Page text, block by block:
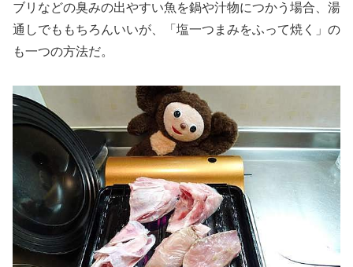
ブリなどの臭みの出やすい魚を鍋や汁物につかう場合、湯
通しでももちろんいいが、「塩一つまみをふって焼く」の
も一つの方法だ。